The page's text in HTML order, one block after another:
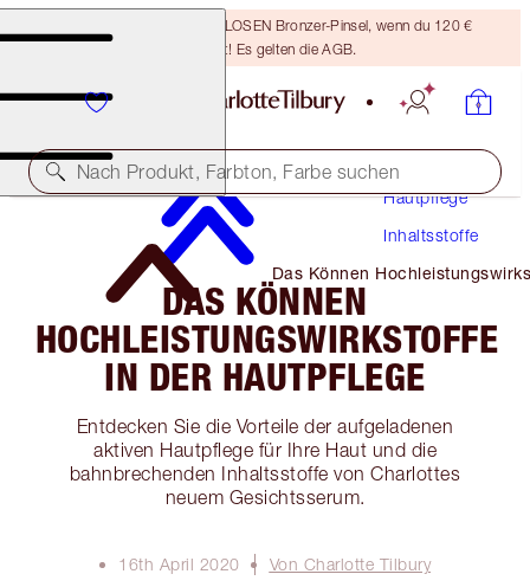
Sichere dir einen KOSTENLOSEN Bronzer-Pinsel, wenn du 120 €
ausgibst! Es gelten die AGB.
Nach Produkt, Farbton, Farbe suchen
Hautpflege
Inhaltsstoffe
Das Können
in Der Hautpflege
DAS KÖNNEN
HOCHLEISTUNGSWIRKSTOFFE
IN DER HAUTPFLEGE
Entdecken Sie die Vorteile der aufgeladenen
aktiven Hautpflege für Ihre Haut und die
bahnbrechenden Inhaltsstoffe von Charlottes
neuem Gesichtsserum.
16th April 2020
Von Charlotte Tilbury